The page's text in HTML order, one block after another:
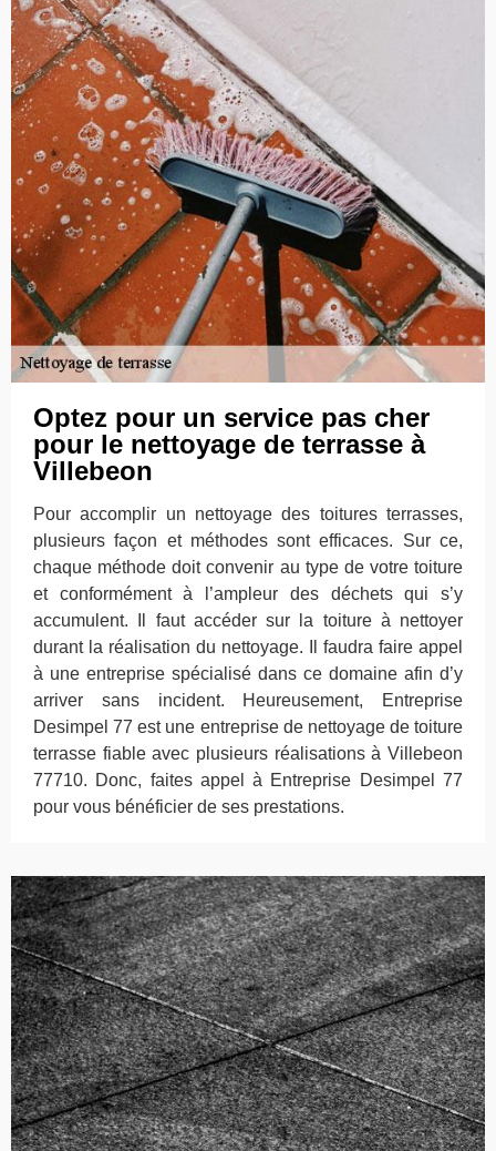
Optez pour un service pas cher
pour le nettoyage de terrasse à
Villebeon
Pour accomplir un nettoyage des toitures terrasses,
plusieurs façon et méthodes sont efficaces. Sur ce,
chaque méthode doit convenir au type de votre toiture
et conformément à l’ampleur des déchets qui s’y
accumulent. Il faut accéder sur la toiture à nettoyer
durant la réalisation du nettoyage. Il faudra faire appel
à une entreprise spécialisé dans ce domaine afin d’y
arriver sans incident. Heureusement, Entreprise
Desimpel 77 est une entreprise de nettoyage de toiture
terrasse fiable avec plusieurs réalisations à Villebeon
77710. Donc, faites appel à Entreprise Desimpel 77
pour vous bénéficier de ses prestations.